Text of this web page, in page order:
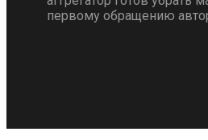
первому обращению